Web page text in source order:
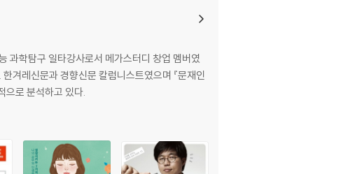
과학탐구 일타강사로서 메가스터디 창업 멤버였
겨레신문과 경향신문 칼럼니스트였으며 『문재인
으로 분석하고 있다.